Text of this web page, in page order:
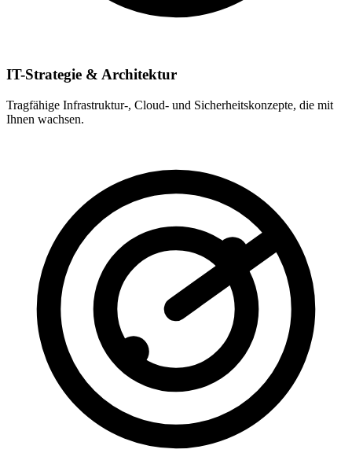
IT-Strategie & Architektur
Tragfähige Infrastruktur-, Cloud- und Sicherheitskonzepte, die mit
Ihnen wachsen.